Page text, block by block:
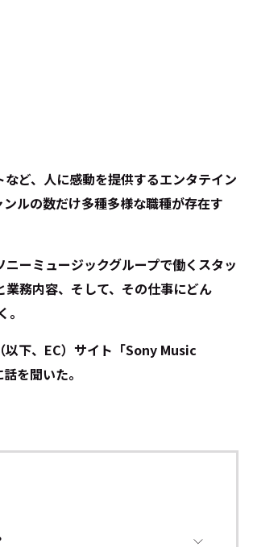
ど、人に感動を提供するエンタテイン
ルの数だけ多種多様な職種が存在す
ーミュージックグループで働くスタッ
務内容、そして、その仕事にどん
以下、EC）サイト「Sony Music
を聞いた。